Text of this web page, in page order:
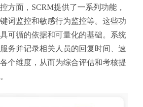
方面，SCRM提供了一系列功能，
词监控和敏感行为监控等。这些功
可循的依据和可量化的基础。系统
务并记录相关人员的回复时间、速
个维度，从而为综合评估和考核提